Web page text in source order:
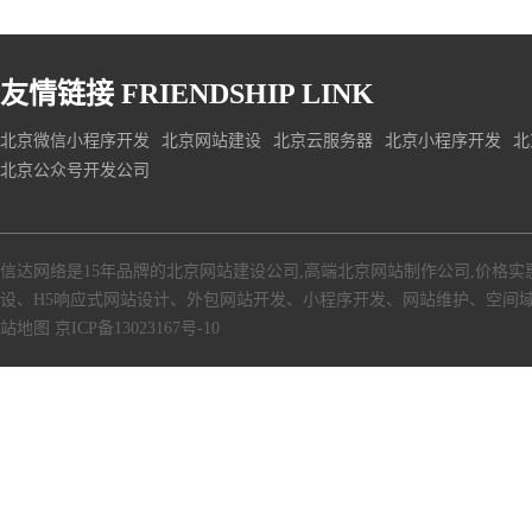
友情链接 FRIENDSHIP LINK
北京微信小程序开发 北京网站建设 北京云服务器 北京小程序开发
北京公众号开发公司
信达网络是15年品牌的北京网站建设公司,高端北京网站制作公司,价格
设、H5响应式网站设计、外包网站开发、小程序开发、网站维护、空
站地图 京ICP备13023167号-10